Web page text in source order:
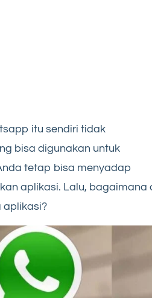
itu sendiri tidak
bisa digunakan untuk
tetap bisa menyadap
aplikasi. Lalu, bagaimana
aplikasi?